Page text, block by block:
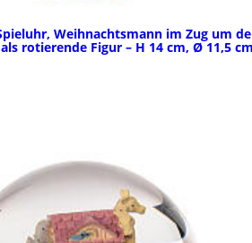
Weihnachtsmann im Zug um
rotierende Figur – H 14 cm, Ø 11,5